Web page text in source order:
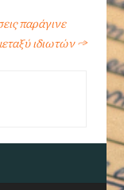
παράγινε
ιδιωτών→